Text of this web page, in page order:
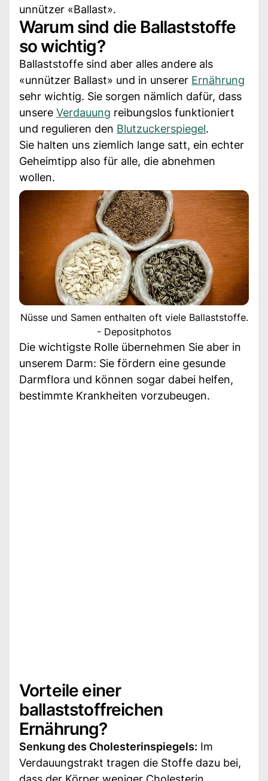
unnützer «Ballast».
Warum sind die Ballaststoffe
so wichtig?
Ballaststoffe sind aber alles andere als
«unnützer Ballast» und in unserer Ernährung
sehr wichtig. Sie sorgen nämlich dafür, dass
unsere Verdauung reibungslos funktioniert
und regulieren den Blutzuckerspiegel.
Sie halten uns ziemlich lange satt, ein echter
Geheimtipp also für alle, die abnehmen
wollen.
Nüsse und Samen enthalten oft viele Ballaststoffe.
- Depositphotos
Die wichtigste Rolle übernehmen Sie aber in
unserem Darm: Sie fördern eine gesunde
Darmflora und können sogar dabei helfen,
bestimmte Krankheiten vorzubeugen.
Vorteile einer
ballaststoffreichen
Ernährung?
Senkung des Cholesterinspiegels: Im
Verdauungstrakt tragen die Stoffe dazu bei,